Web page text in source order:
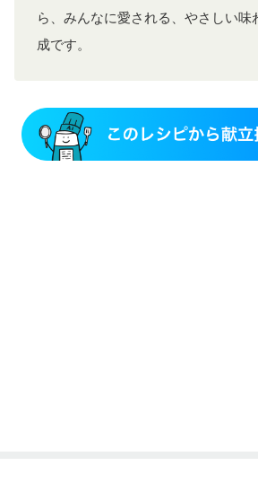
ら、みんなに愛される、やさしい味
成です。